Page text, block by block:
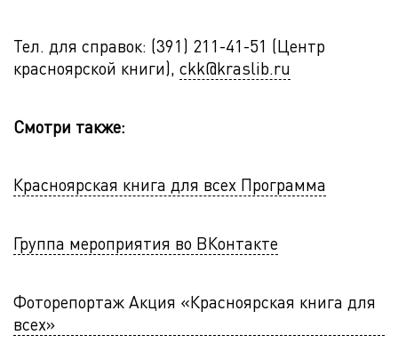
Тел. для справок: (391) 211-41-51 (Центр
красноярской книги), ckk@kraslib.ru
Смотри также:
Красноярская книга для всех Программа
Группа мероприятия во ВКонтакте
Фоторепортаж Акция «Красноярская книга для
всех»